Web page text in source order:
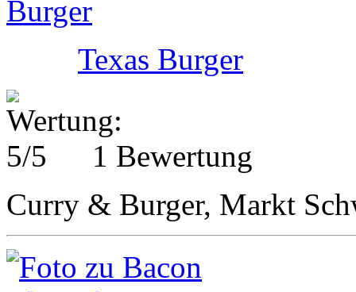
Texas Burger
1 Bewertung
Curry & Burger, Markt